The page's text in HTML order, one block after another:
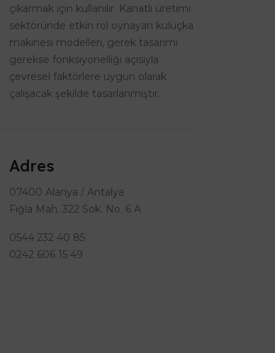
çıkarmak için kullanılır. Kanatlı üretimi
sektöründe etkin rol oynayan kuluçka
makinesi modelleri, gerek tasarımı
gerekse fonksiyonelliği açısıyla
çevresel faktörlere uygun olarak
çalışacak şekilde tasarlanmıştır.
Adres
07400 Alanya / Antalya
Fığla Mah. 322 Sok. No. 6 A
0544 232 40 85
0242 606 15 49